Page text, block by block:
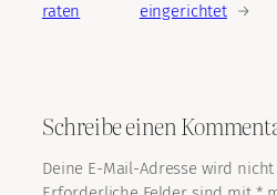
raten
eingerichtet →
Schreibe einen
Deine E-Mail-Adresse wird